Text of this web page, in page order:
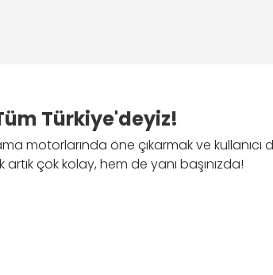
Türkiye'deyiz!
motorlarında öne çıkarmak ve kullanıcı
çok kolay, hem de yanı başınızda!